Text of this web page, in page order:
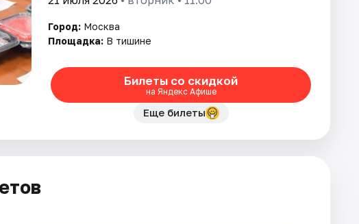
Город: Москва
Площадка: В тишине
Билеты со скидкой
на Яндекс Афише
Еще билеты